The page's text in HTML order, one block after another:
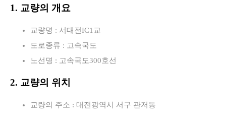
1. 교량의 개요
교량명 : 서대전IC1교
도로종류 : 고속국도
노선명 : 고속국도300호선
2. 교량의 위치
교량의 주소 : 대전광역시 서구 관저동